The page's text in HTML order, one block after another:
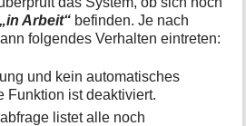
„in Arbeit“ befinden. Je nach
folgendes Verhalten eintreten:
und kein automatisches
Funktion ist deaktiviert.
listet alle noch